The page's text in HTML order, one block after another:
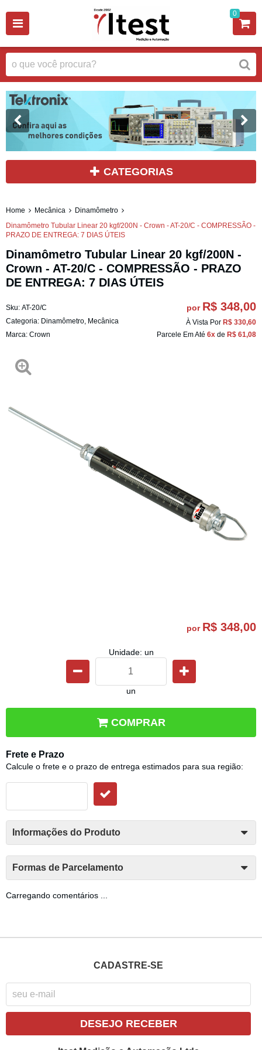
0
CATEGORIAS
Home Mecânica
Dinamômetro
Dinamômetro Tubular Linear 20 kgf/200N - Crown - AT-20/C - COMPRESSÃO -
PRAZO DE ENTREGA: 7 DIAS ÚTEIS
Dinamômetro Tubular Linear 20 kgf/200N -
Crown - AT-20/C - COMPRESSÃO - PRAZO
DE ENTREGA: 7 DIAS ÚTEIS
Sku: AT-20/C
Categoria: Dinamômetro, Mecânica
Marca: Crown
por R$ 348,00
À Vista Por R$ 330,60
Parcele Em Até 6x de R$ 61,08
por R$ 348,00
Unidade: un
un
COMPRAR
Frete e Prazo
Calcule o frete e o prazo de entrega estimados para sua região:
Informações do Produto
Formas de Parcelamento
Carregando comentários ...
CADASTRE-SE
DESEJO RECEBER